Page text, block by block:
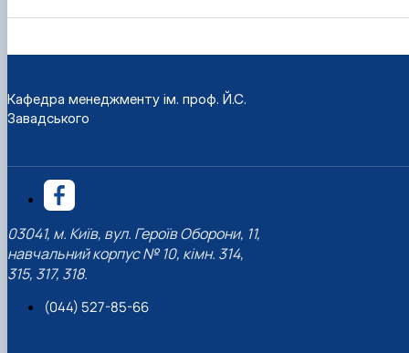
Кафедра менеджменту ім. проф. Й.С.
Завадського
03041, м. Київ, вул. Героїв Оборони, 11,
навчальний корпус № 10, кімн. 314,
315, 317, 318.
(044) 527-85-66